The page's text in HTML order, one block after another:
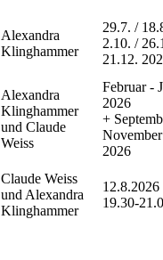
Alexandra
Klinghammer
29.7. /
2.10. /
21.12.
Alexandra
Klinghammer
und Claude
Weiss
Februar -
2026
+
November
2026
Claude Weiss
und Alexandra
Klinghammer
12.8.2026
19.30-